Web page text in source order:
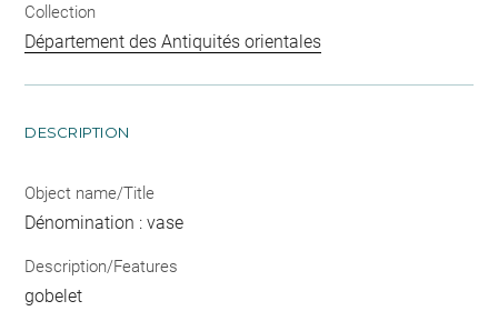
Collection
Département des Antiquités orientales
DESCRIPTION
Object name/Title
Dénomination : vase
Description/Features
gobelet